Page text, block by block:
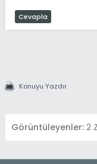
Cevapla
Konuyu Yazdır
Görüntüleyenler: 2